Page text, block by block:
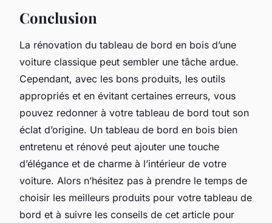
Conclusion
La rénovation du tableau de bord en bois d’une
voiture classique peut sembler une tâche ardue.
Cependant, avec les bons produits, les outils
appropriés et en évitant certaines erreurs, vous
pouvez redonner à votre tableau de bord tout son
éclat d’origine. Un tableau de bord en bois bien
entretenu et rénové peut ajouter une touche
d’élégance et de charme à l’intérieur de votre
voiture. Alors n’hésitez pas à prendre le temps de
choisir les meilleurs produits pour votre tableau de
bord et à suivre les conseils de cet article pour